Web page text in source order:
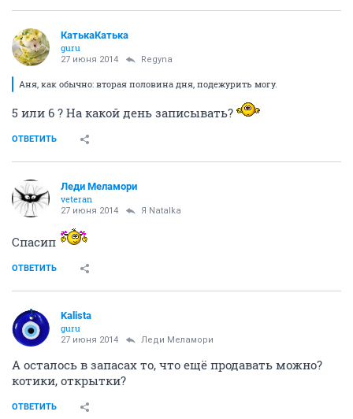
КатькаКатька
guru
27 июня 2014 Regyna
Аня, как обычно: вторая половина дня, подежурить могу.
5 или 6 ? На какой день записывать?
ОТВЕТИТЬ
Леди Меламори
veteran
27 июня 2014 Я Natalka
Спасип
ОТВЕТИТЬ
Kalista
guru
27 июня 2014 Леди Меламори
А осталось в запасах то, что ещё продавать можно?
котики, открытки?
ОТВЕТИТЬ